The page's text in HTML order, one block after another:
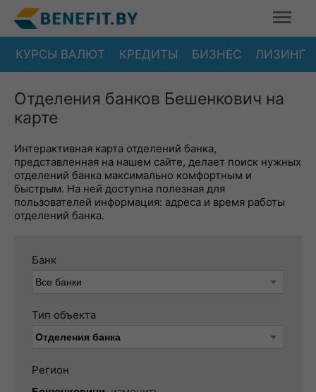
КУРСЫ ВАЛЮТ КРЕДИТЫ БИЗНЕС ЛИЗИНГ
Отделения банков Бешенкович на
карте
Интерактивная карта отделений банка,
представленная на нашем сайте, делает поиск нужных
отделений банка максимально комфортным и
быстрым. На ней доступна полезная для
пользователей информация: адреса и время работы
отделений банка.
Банк
Тип объекта
Регион